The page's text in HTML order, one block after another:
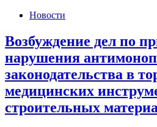
Новости
Возбуждение дел по
нарушения
законодательства в
медицинских
строительных